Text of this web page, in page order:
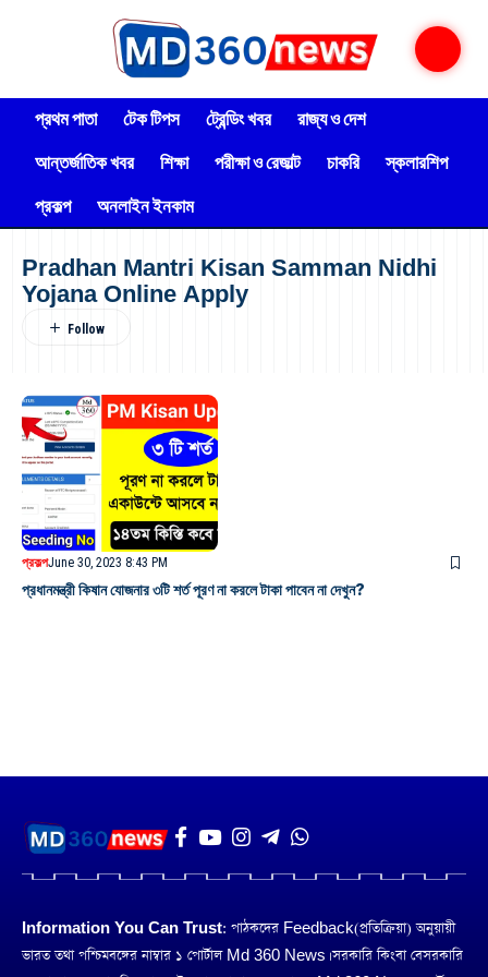
প্রথম পাতা টেক টিপস ট্রেন্ডিং খবর
রাজ্য ও দেশ
আন্তর্জাতিক খবর
শিক্ষা পরীক্ষা ও রেজাল্ট চাকরি
স্কলারশিপ
প্রকল্প
অনলাইন ইনকাম
Pradhan Mantri Kisan Samman Nidhi
Yojana Online Apply
প্রকল্পJune 30, 2023 8:43 PM
প্রধানমন্ত্রী কিষান যোজনার ৩টি শর্ত পূরণ না করলে টাকা পাবেন না দেখুন?
Information You Can Trust: পাঠকদের Feedback(প্রতিক্রিয়া) অনুয়ায়ী
ভারত তথা পশ্চিমবঙ্গের নাম্বার ১ পোর্টাল Md 360 News। সরকারি কিংবা বেসরকারি